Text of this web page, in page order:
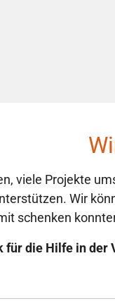
viele Projekte
Wir
schenken
für die Hilfe in